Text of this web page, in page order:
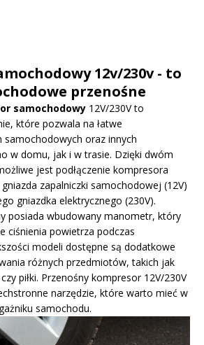
12v/230v - to
przenośne
samochodowy 12V/230V to
które pozwala na łatwe
oraz innych
w domu, jak i w trasie. Dzięki dwóm
jest podłączenie kompresora
zapalniczki samochodowej (12V)
gniazdka elektrycznego (230V).
posiada wbudowany manometr, który
ciśnienia powietrza podczas
modeli dostępne są dodatkowe
różnych przedmiotów, takich jak
piłki. Przenośny kompresor 12V/230V
narzędzie, które warto mieć w
samochodu.